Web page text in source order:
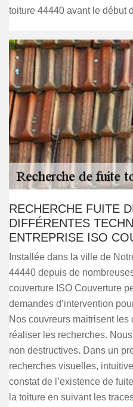
toiture 44440 avant le début
RECHERCHE FUITE
DIFFÉRENTES
ENTREPRISE ISO
Installée dans la ville de
44440 depuis de
couverture ISO Couverture
demandes d’intervention
Nos couvreurs maitrisent
réaliser les recherches.
non destructives. Dans un
recherches visuelles,
constat de l’existence de
la toiture en suivant les